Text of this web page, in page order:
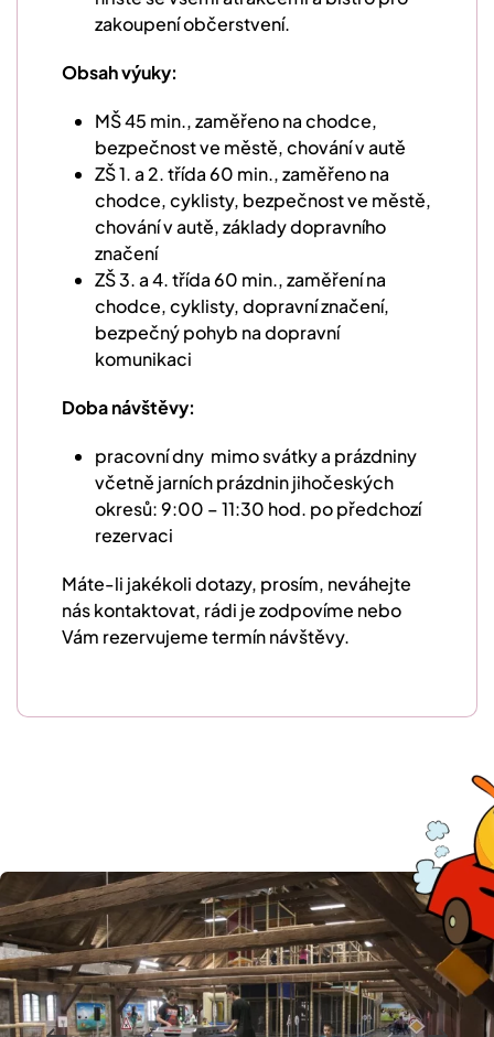
zakoupení občerstvení.
Obsah výuky:
MŠ 45 min., zaměřeno na chodce,
bezpečnost ve městě, chování v autě
ZŠ 1. a 2. třída 60 min., zaměřeno na
chodce, cyklisty, bezpečnost ve městě,
chování v autě, základy dopravního
značení
ZŠ 3. a 4. třída 60 min., zaměření na
chodce, cyklisty, dopravní značení,
bezpečný pohyb na dopravní
komunikaci
Doba návštěvy:
pracovní dny mimo svátky a prázdniny
včetně jarních prázdnin jihočeských
okresů: 9:00 – 11:30 hod. po předchozí
rezervaci
Máte-li jakékoli dotazy, prosím, neváhejte
nás kontaktovat, rádi je zodpovíme nebo
Vám rezervujeme termín návštěvy.